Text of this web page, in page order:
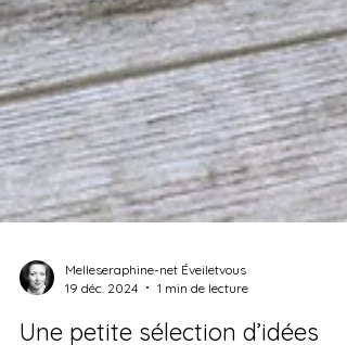
19 déc. 2024
1 min de lecture